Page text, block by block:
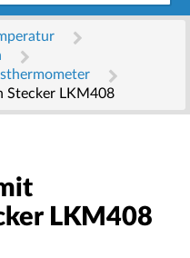
Stecker LKM408
LKM408